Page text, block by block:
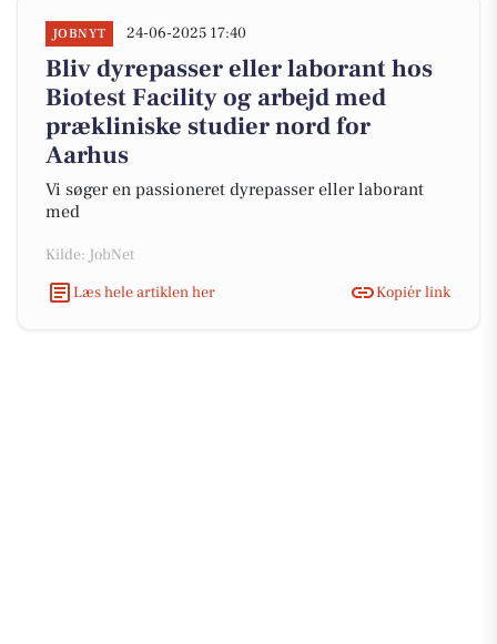
JOBNYT 24-06-2025 17:40
Bliv dyrepasser eller laborant hos
Biotest Facility og arbejd med
prækliniske studier nord for
Aarhus
Vi søger en passioneret dyrepasser eller laborant
med
Kilde: JobNet
Læs hele artiklen her
Kopiér link